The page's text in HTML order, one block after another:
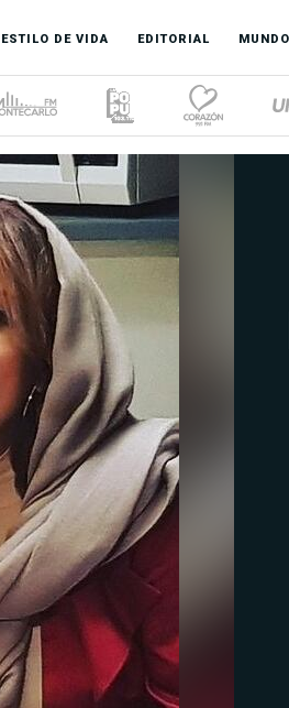
ESTILO DE VIDA EDITORIAL MUNDO